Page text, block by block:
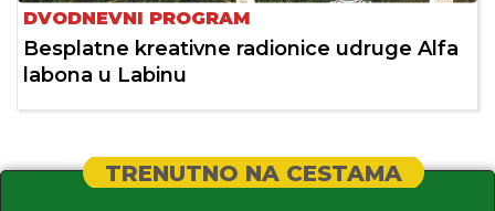
DVODNEVNI PROGRAM
Besplatne kreativne radionice udruge Alfa
labona u Labinu
TRENUTNO NA CESTAMA